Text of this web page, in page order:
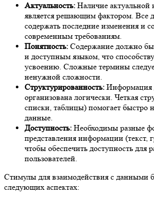
Актуальность: Наличие
является решающим фактором. Все
содержать последние изменения и
современным требованиям.
Понятность: Содержание должно
и доступным языком, что
усвоению. Сложные термины
ненужной сложности.
Структурированность: Информация
организована логически. Четкая
списки, таблицы) помогает быстро
данные.
Доступность: Необходимы разные
представления информации (текст,
чтобы обеспечить доступность для
пользователей.
Стимулы для взаимодействия с данными
следующих аспектах: